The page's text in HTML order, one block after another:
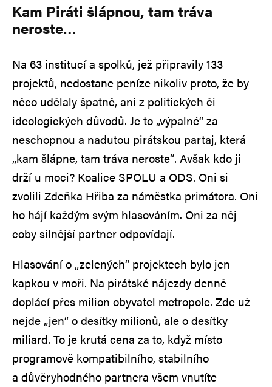
Kam Piráti šlápnou, tam tráva
neroste…
Na 63 institucí a spolků, jež připravily 133
projektů, nedostane peníze nikoliv proto, že by
něco udělaly špatně, ani z politických či
ideologických důvodů. Je to „výpalné“ za
neschopnou a nadutou pirátskou partaj, která
„kam šlápne, tam tráva neroste“. Avšak kdo ji
drží u moci? Koalice SPOLU a ODS. Oni si
zvolili Zdeňka Hřiba za náměstka primátora. Oni
ho hájí každým svým hlasováním. Oni za něj
coby silnější partner odpovídají.
Hlasování o „zelených“ projektech bylo jen
kapkou v moři. Na pirátské nájezdy denně
doplácí přes milion obyvatel metropole. Zde už
nejde „jen“ o desítky milionů, ale o desítky
miliard. To je krutá cena za to, když místo
programově kompatibilního, stabilního
a důvěryhodného partnera všem vnutíte